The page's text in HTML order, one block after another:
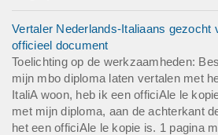
Vertaler Nederlands-Italiaans gezocht
officieel document
Toelichting op de werkzaamheden:
mijn mbo diploma laten vertalen met
ItaliA woon, heb ik een officiAle le
met mijn diploma, aan de achterkant
het een officiAle le kopie is. 1 pagina